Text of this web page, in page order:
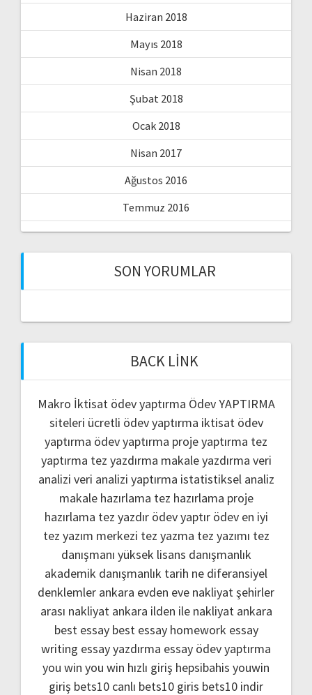
Haziran 2018
Mayıs 2018
Nisan 2018
Şubat 2018
Ocak 2018
Nisan 2017
Ağustos 2016
Temmuz 2016
SON YORUMLAR
BACK LINK
Makro İktisat ödev yaptırma Ödev YAPTIRMA
siteleri ücretli ödev yaptırma iktisat ödev
yaptırma ödev yaptırma proje yaptırma tez
yaptırma tez yazdırma makale yazdırma veri
analizi veri analizi yaptırma istatistiksel analiz
makale hazırlama tez hazırlama proje
hazırlama tez yazdır ödev yaptır ödev en iyi
tez yazım merkezi tez yazma tez yazımı tez
danışmanı yüksek lisans danışmanlık
akademik danışmanlık tarih ne diferansiyel
denklemler ankara evden eve nakliyat şehirler
arası nakliyat ankara ilden ile nakliyat ankara
best essay best essay homework essay
writing essay yazdırma essay ödev yaptırma
you win you win hızlı giriş hepsibahis youwin
giriş bets10 canlı bets10 giris bets10 indir